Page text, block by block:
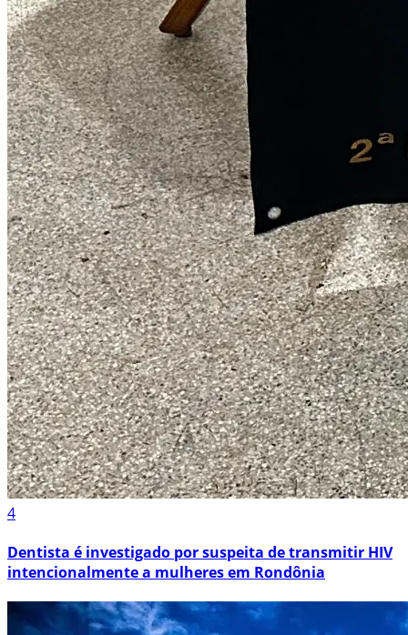
4
Dentista é investigado por suspeita de transmitir HIV
intencionalmente a mulheres em Rondônia